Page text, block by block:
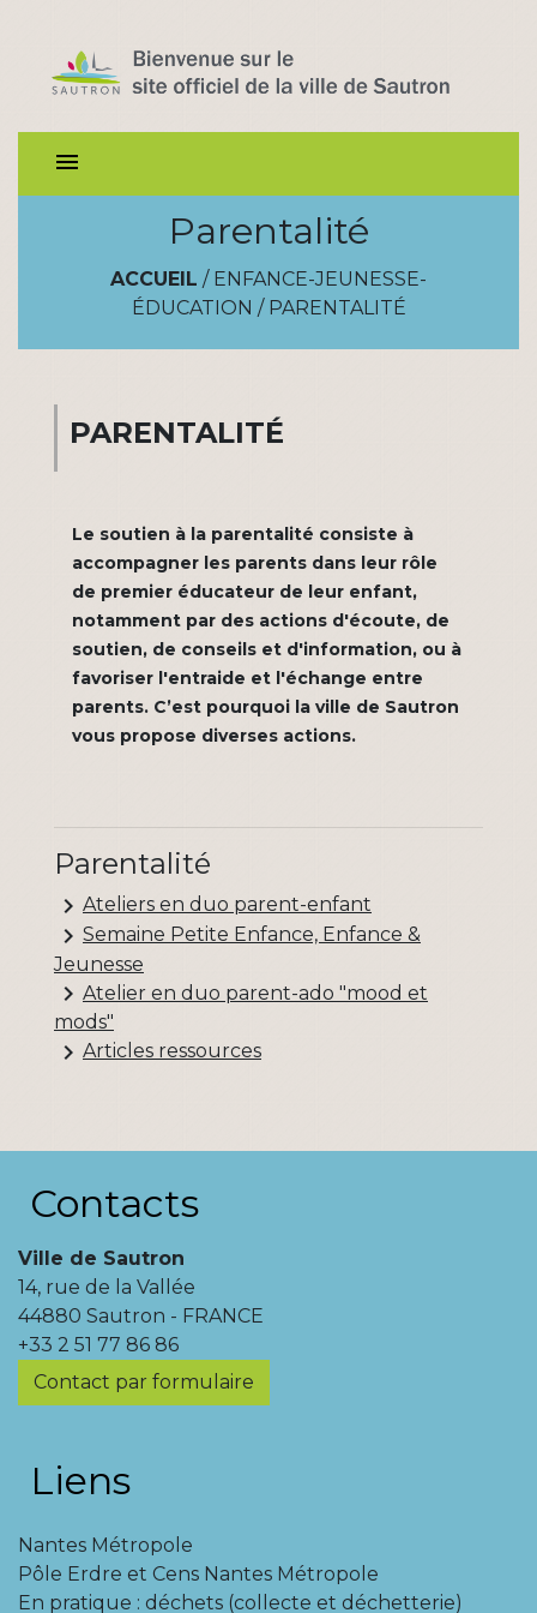
menu
Parentalité
ACCUEIL / ENFANCE-JEUNESSE-
ÉDUCATION / PARENTALITÉ
PARENTALITÉ
Le soutien à la parentalité consiste à
accompagner les parents dans leur rôle
de premier éducateur de leur enfant,
notamment par des actions d'écoute, de
soutien, de conseils et d'information, ou à
favoriser l'entraide et l'échange entre
parents. C’est pourquoi la ville de Sautron
vous propose diverses actions.
Parentalité
keyboard_arrow_right Ateliers en duo parent-enfant
keyboard_arrow_right Semaine Petite Enfance, Enfance &
Jeunesse
keyboard_arrow_right Atelier en duo parent-ado "mood et
mods"
keyboard_arrow_right Articles ressources
Contacts
Ville de Sautron
14, rue de la Vallée
44880 Sautron - FRANCE
+33 2 51 77 86 86
Contact par formulaire
Liens
Nantes Métropole
Pôle Erdre et Cens Nantes Métropole
En pratique : déchets (collecte et déchetterie)